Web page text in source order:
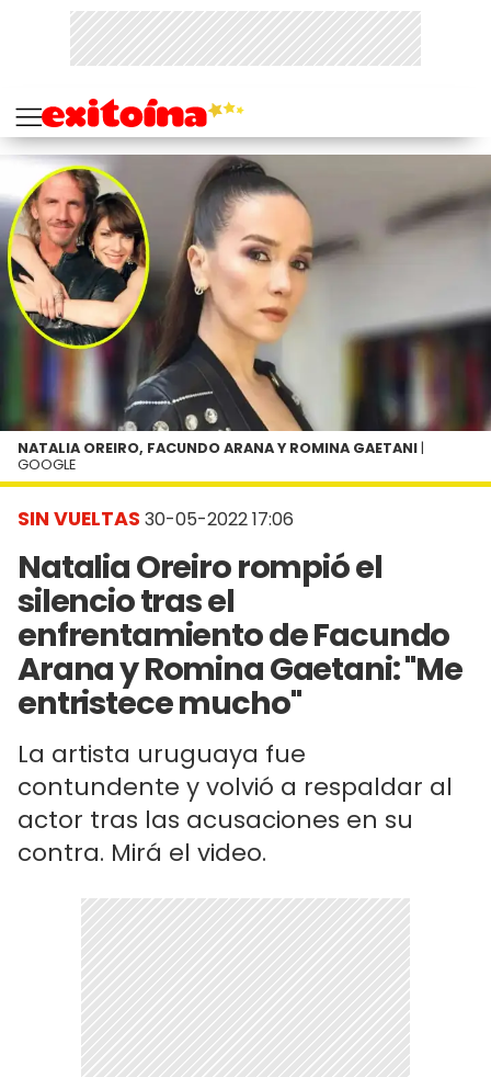
SIN VUELTAS 30-05-2022 17:06
Natalia Oreiro rompió el
silencio tras el
enfrentamiento de Facundo
Arana y Romina Gaetani: "Me
entristece mucho"
La artista uruguaya fue
contundente y volvió a respaldar al
actor tras las acusaciones en su
contra. Mirá el video.
NATALIA OREIRO, FACUNDO ARANA Y ROMINA GAETANI |
GOOGLE